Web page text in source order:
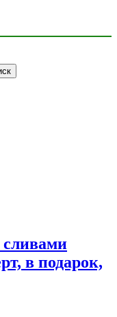
сливами
в подарок,